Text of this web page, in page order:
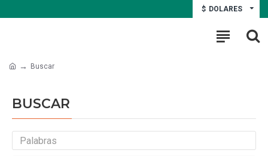
$ DOLARES
Buscar
BUSCAR